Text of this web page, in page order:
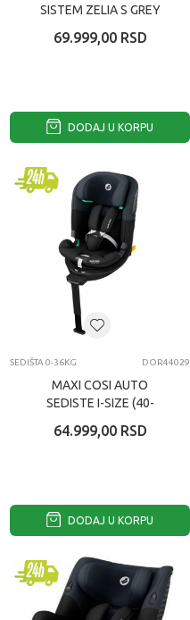
SISTEM ZELIA S GREY
69.999,00 RSD
DODAJ U KORPU
SEDIŠTA 0-36KG DOR44029
MAXI COSI AUTO
SEDISTE I-SIZE (40-
TONAL BLACK
64.999,00 RSD
DODAJ U KORPU